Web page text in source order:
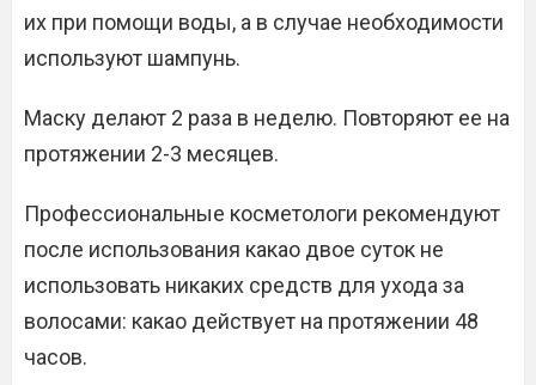
их при помощи воды, а в случае необходимости
используют шампунь.
Маску делают 2 раза в неделю. Повторяют ее на
протяжении 2-3 месяцев.
Профессиональные косметологи рекомендуют
после использования какао двое суток не
использовать никаких средств для ухода за
волосами: какао действует на протяжении 48
часов.